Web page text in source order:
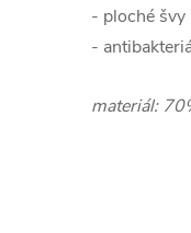
- ploché švy
-
materiál: